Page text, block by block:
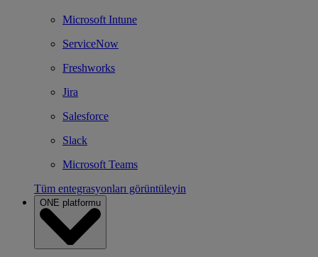
Microsoft Intune
ServiceNow
Freshworks
Jira
Salesforce
Slack
Microsoft Teams
Tüm entegrasyonları görüntüleyin
ONE platformu